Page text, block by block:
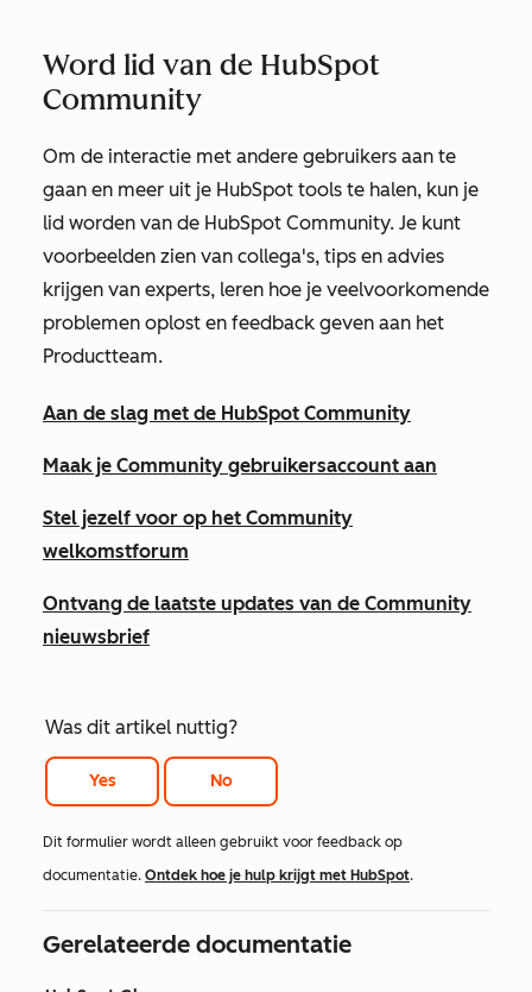
Word lid van de HubSpot
Community
Om de interactie met andere gebruikers aan te
gaan en meer uit je HubSpot tools te halen, kun je
lid worden van de HubSpot Community. Je kunt
voorbeelden zien van collega's, tips en advies
krijgen van experts, leren hoe je veelvoorkomende
problemen oplost en feedback geven aan het
Productteam.
Aan de slag met de HubSpot Community
Maak je Community gebruikersaccount aan
Stel jezelf voor op het Community
welkomstforum
Ontvang de laatste updates van de Community
nieuwsbrief
Was dit artikel nuttig?
Yes No
Dit formulier wordt alleen gebruikt voor feedback op
documentatie. Ontdek hoe je hulp krijgt met HubSpot.
Gerelateerde documentatie